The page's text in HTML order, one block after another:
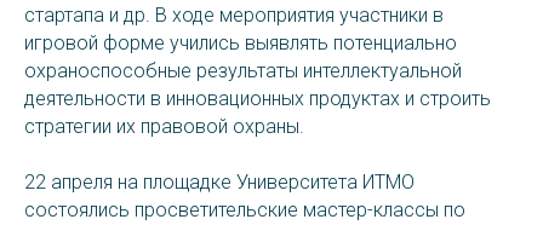
стартапа и др. В ходе мероприятия участники в
игровой форме учились выявлять потенциально
охраноспособные результаты интеллектуальной
деятельности в инновационных продуктах и строить
стратегии их правовой охраны.
22 апреля на площадке Университета ИТМО
состоялись просветительские мастер-классы по